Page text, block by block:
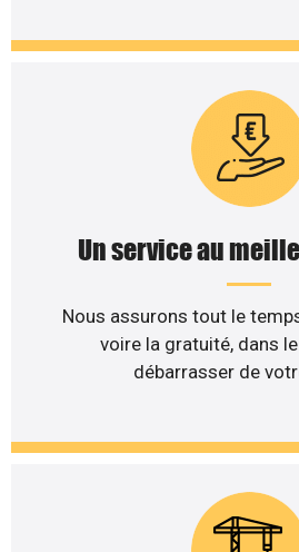
Un service au
Nous assurons tout le
voire la gratuité, dans
débarrasser de